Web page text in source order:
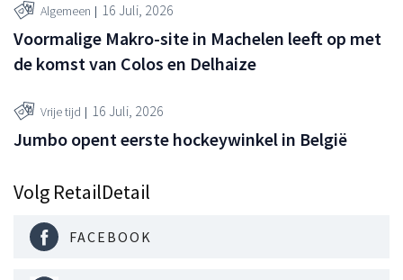
Algemeen 16 Juli, 2026
Voormalige Makro-site in Machelen leeft op met
de komst van Colos en Delhaize
Vrije tijd 16 Juli, 2026
Jumbo opent eerste hockeywinkel in België
Volg RetailDetail
FACEBOOK